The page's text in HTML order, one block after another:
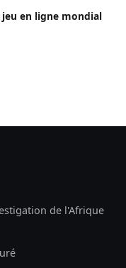
en ligne mondial
de l'Afrique